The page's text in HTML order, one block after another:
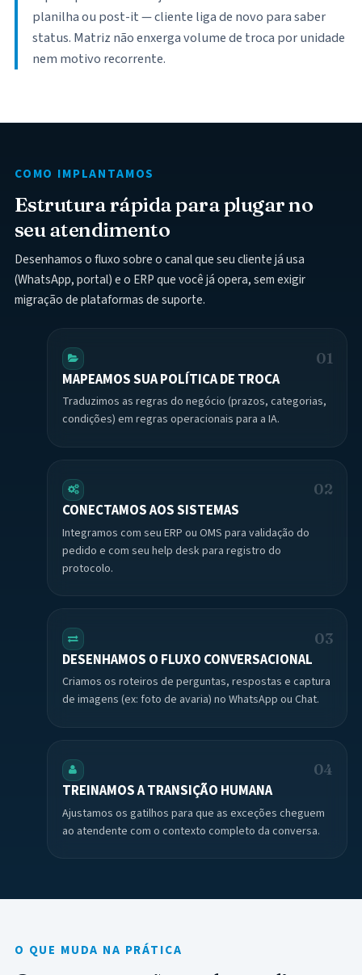
planilha ou post-it — cliente liga de novo para saber
status. Matriz não enxerga volume de troca por unidade
nem motivo recorrente.
COMO IMPLANTAMOS
Estrutura rápida para plugar no
seu atendimento
Desenhamos o fluxo sobre o canal que seu cliente já usa
(WhatsApp, portal) e o ERP que você já opera, sem exigir
migração de plataformas de suporte.
01
MAPEAMOS SUA POLÍTICA DE TROCA
Traduzimos as regras do negócio (prazos, categorias,
condições) em regras operacionais para a IA.
02
CONECTAMOS AOS SISTEMAS
Integramos com seu ERP ou OMS para validação do
pedido e com seu help desk para registro do
protocolo.
03
DESENHAMOS O FLUXO CONVERSACIONAL
Criamos os roteiros de perguntas, respostas e captura
de imagens (ex: foto de avaria) no WhatsApp ou Chat.
04
TREINAMOS A TRANSIÇÃO HUMANA
Ajustamos os gatilhos para que as exceções cheguem
ao atendente com o contexto completo da conversa.
O QUE MUDA NA PRÁTICA